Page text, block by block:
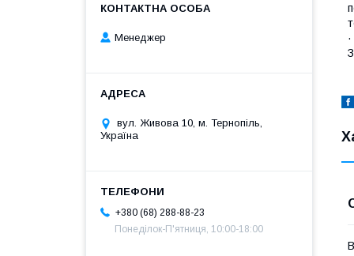
Менеджер
вул. Живова 10, м. Тернопіль,
Україна
+380 (68) 288-88-23
Понеділок-П'ятниця, 10:00-18:00